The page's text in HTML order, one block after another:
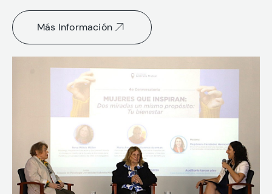
Alumni
Biblioteca
UGM Online
Language Center
Contacto y Horarios
Más Información